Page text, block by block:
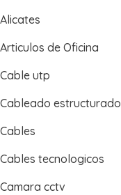
Alicates
Articulos de Oficina
Cable utp
Cableado estructurado
Cables
Cables tecnologicos
Camara cctv